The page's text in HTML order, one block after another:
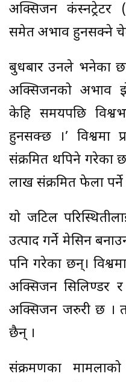
अक्सिजन कंस्नट्रेटर
समेत अभाव हुनसक्ने
बुधबार उनले भनेका
अक्सिजनको अभाव
केहि समयपछि
हुनसक्छ ।’ विश्वमा
संक्रमित थपिने गरेका
लाख संक्रमित फेला
यो जटिल
उत्पाद गर्ने मेसिन
पनि गरेका छन्।
अक्सिजन सिलिण्डर
अक्सिजन जरुरी छ ।
छैन् ।
संक्रमणका